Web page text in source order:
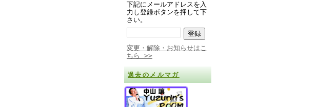
下記にメールアドレスを入
力し登録ボタンを押して下
さい。
変更・解除・お知らせはこ
ちら >>
過去のメルマガ